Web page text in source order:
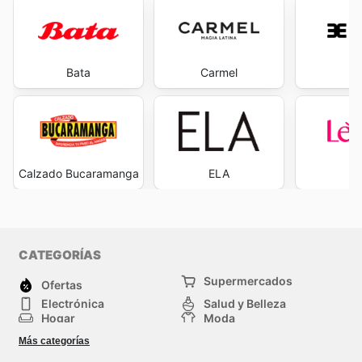
Bata
Calzado Bucaramanga
Carmel
ELA
CATEGORÍAS
Ofertas
Supermercados
Electrónica
Salud y Belleza
Hogar
Moda
Herramientas y jardinería
Infancia
Más categorías